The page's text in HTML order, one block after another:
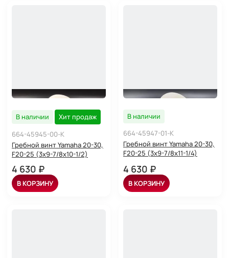
В наличии
Хит продаж
664-45945-00-K
Гребной винт Yamaha 20-30,
F20-25 (3x9-7/8x10-1/2)
4 630 ₽
В КОРЗИНУ
В наличии
664-45947-01-K
Гребной винт Yamaha 20-30,
F20-25 (3x9-7/8x11-1/4)
4 630 ₽
В КОРЗИНУ